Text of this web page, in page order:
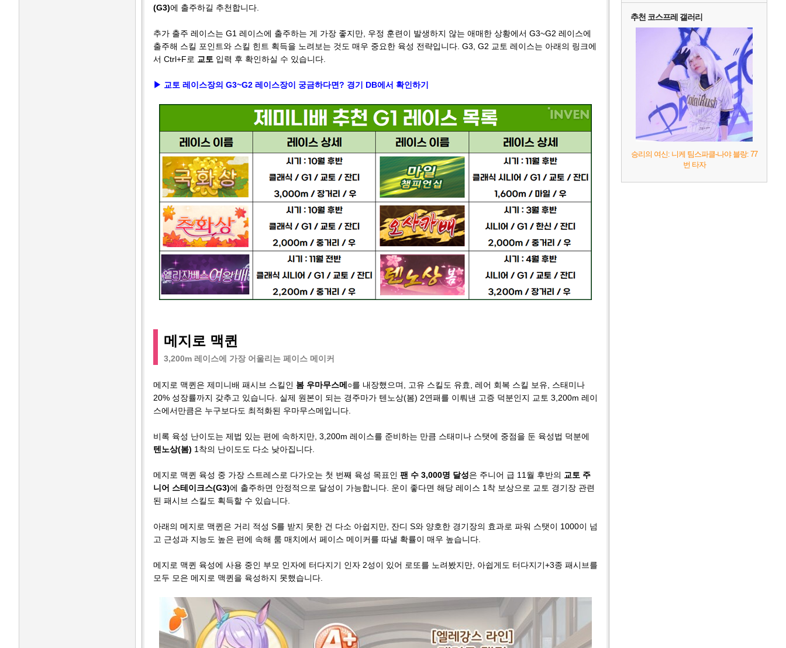
(G3)에 출주하길 추천합니다.
추가 출주 레이스는 G1 레이스에 출주하는 게 가장 좋지만, 우정 훈련이 발생하지 않는 애매한 상황에서 G3~G2 레이스에
출주해 스킬 포인트와 스킬 힌트 획득을 노려보는 것도 매우 중요한 육성 전략입니다. G3, G2 교토 레이스는 아래의 링크에
서 Ctrl+F로 교토 입력 후 확인하실 수 있습니다.
▶ 교토 레이스장의 G3~G2 레이스장이 궁금하다면? 경기 DB에서 확인하기
메지로 맥퀸
3,200m 레이스에 가장 어울리는 페이스 메이커
메지로 맥퀸은 제미니배 패시브 스킬인 봄 우마무스메○를 내장했으며, 고유 스킬도 유효, 레어 회복 스킬 보유, 스태미나
20% 성장률까지 갖추고 있습니다. 실제 원본이 되는 경주마가 텐노상(봄) 2연패를 이뤄낸 고증 덕분인지 교토 3,200m 레이
스에서만큼은 누구보다도 최적화된 우마무스메입니다.
비록 육성 난이도는 제법 있는 편에 속하지만, 3,200m 레이스를 준비하는 만큼 스태미나 스탯에 중점을 둔 육성법 덕분에
텐노상(봄) 1착의 난이도도 다소 낮아집니다.
메지로 맥퀸 육성 중 가장 스트레스로 다가오는 첫 번째 육성 목표인 팬 수 3,000명 달성은 주니어 급 11월 후반의 교토 주
니어 스테이크스(G3)에 출주하면 안정적으로 달성이 가능합니다. 운이 좋다면 해당 레이스 1착 보상으로 교토 경기장 관련
된 패시브 스킬도 획득할 수 있습니다.
아래의 메지로 맥퀸은 거리 적성 S를 받지 못한 건 다소 아쉽지만, 잔디 S와 양호한 경기장의 효과로 파워 스탯이 1000이 넘
고 근성과 지능도 높은 편에 속해 룸 매치에서 페이스 메이커를 따낼 확률이 매우 높습니다.
메지로 맥퀸 육성에 사용 중인 부모 인자에 터다지기 인자 2성이 있어 로또를 노려봤지만, 아쉽게도 터다지기+3종 패시브를
모두 모은 메지로 맥퀸을 육성하지 못했습니다.
추천 코스프레 갤러리
승리의 여신: 니케 팀스파클-나야 블랑: 77
번 타자